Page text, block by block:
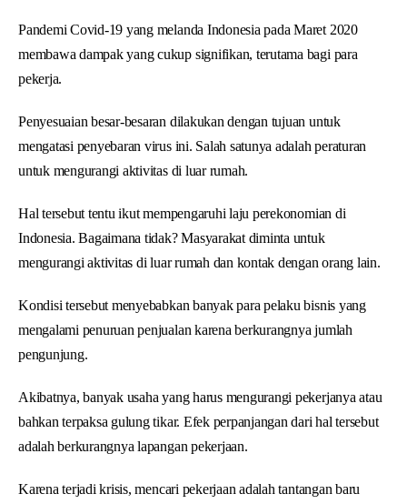
Pandemi Covid-19 yang melanda Indonesia pada Maret 2020
membawa dampak yang cukup signifikan, terutama bagi para
pekerja.
Penyesuaian besar-besaran dilakukan dengan tujuan untuk
mengatasi penyebaran virus ini. Salah satunya adalah peraturan
untuk mengurangi aktivitas di luar rumah.
Hal tersebut tentu ikut mempengaruhi laju perekonomian di
Indonesia. Bagaimana tidak? Masyarakat diminta untuk
mengurangi aktivitas di luar rumah dan kontak dengan orang lain.
Kondisi tersebut menyebabkan banyak para pelaku bisnis yang
mengalami penuruan penjualan karena berkurangnya jumlah
pengunjung.
Akibatnya, banyak usaha yang harus mengurangi pekerjanya atau
bahkan terpaksa gulung tikar. Efek perpanjangan dari hal tersebut
adalah berkurangnya lapangan pekerjaan.
Karena terjadi krisis, mencari pekerjaan adalah tantangan baru